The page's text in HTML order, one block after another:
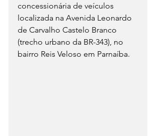
concessionária de veículos
localizada na Avenida Leonardo
de Carvalho Castelo Branco
(trecho urbano da BR-343), no
bairro Reis Veloso em Parnaíba.